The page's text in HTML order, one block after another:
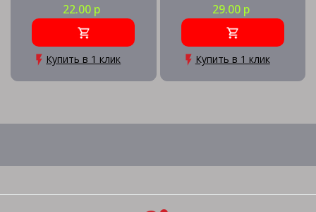
22.00 р
Купить в 1 клик
29.00 р
Купить в 1 клик